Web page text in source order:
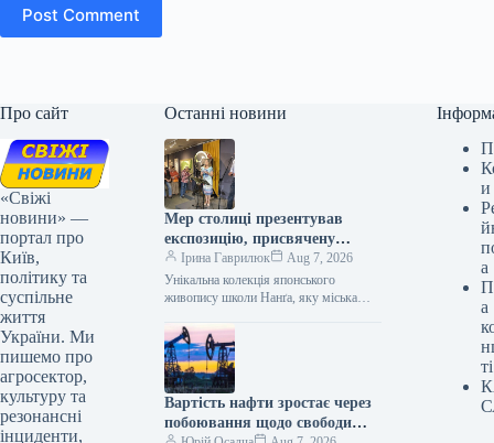
Post Comment
Про сайт
«Свіжі
новини» —
портал про
Київ,
політику та
суспільне
життя
України. Ми
пишемо про
агросектор,
культуру та
резонансні
інциденти,
Останні новини
Мер столиці презентував
експозицію, присвячену
чарівності Японії (із
фотографіями)
Ірина Гаврилюк
Aug 7, 2026
Унікальна колекція японського
живопису школи Нанґа, яку міська
основою експозиції. Міський голова
Києва Віталій Кличко…
Вартість нафти зростає через
побоювання щодо свободи
и
а
а
ті